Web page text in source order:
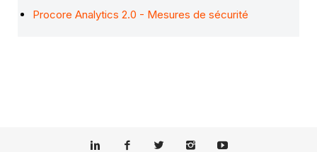
Procore Analytics 2.0 - Mesures de sécurité